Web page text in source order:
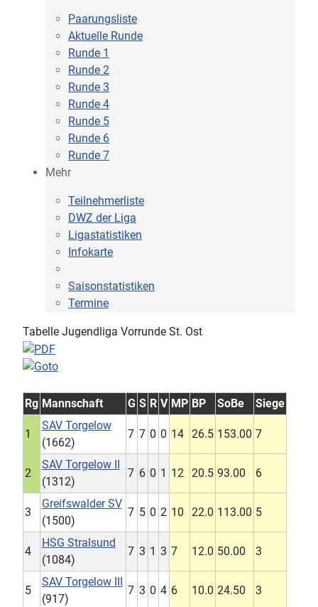
Paarungsliste
Aktuelle Runde
Runde 1
Runde 2
Runde 3
Runde 4
Runde 5
Runde 6
Runde 7
Mehr
Teilnehmerliste
DWZ der Liga
Ligastatistiken
Infokarte
Saisonstatistiken
Termine
Tabelle Jugendliga Vorrunde St. Ost
Rg Mannschaft G S R V MP BP SoBe Siege
1
SAV Torgelow
(1662)
7 7 0 0 14 26.5 153.00 7
2
SAV Torgelow II
(1312)
7 6 0 1 12 20.5 93.00 6
3
Greifswalder SV
(1500)
7 5 0 2 10 22.0 113.00 5
4
HSG Stralsund
(1084)
7 3 1 3 7 12.0 50.00 3
5
SAV Torgelow III
(917)
7 3 0 4 6 10.0 24.50 3